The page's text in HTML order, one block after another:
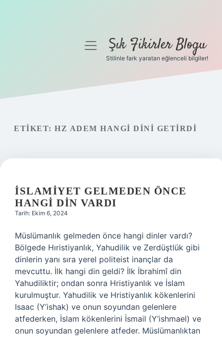
Gizlilik Politikası
menüyüŞık Fikirler Blogu
Stilinle fark yaratan eğlenceli bilgiler!
ETIKET: HZ ADEM HANGI DINI GETIRDI
İSLAMIYET GELMEDEN ÖNCE
HANGI DIN VARDI
Tarih: Ekim 6, 2024
Müslümanlık gelmeden önce hangi dinler vardı?
Bölgede Hıristiyanlık, Yahudilik ve Zerdüştlük gibi
dinlerin yanı sıra yerel politeist inançlar da
mevcuttu. İlk hangi din geldi? İlk İbrahimî din
Yahudiliktir; ondan sonra Hristiyanlık ve İslam
kurulmuştur. Yahudilik ve Hristiyanlık kökenlerini
Isaac (Y’ishak) ve onun soyundan gelenlere
atfederken, İslam kökenlerini İsmail (Y’ishmael) ve
onun soyundan gelenlere atfeder. Müslümanlıktan